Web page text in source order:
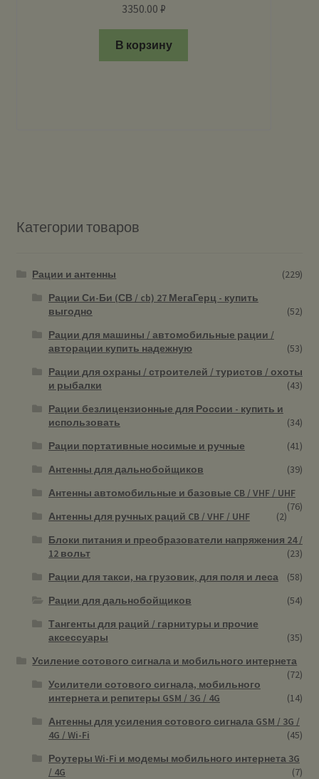
3350.00 ₽
В корзину
Категории товаров
Рации и антенны
(229)
Рации Си-Би (СВ / cb) 27 МегаГерц - купить
выгодно
(52)
Рации для машины / автомобильные рации /
авторации купить надежную
(53)
Рации для охраны / строителей / туристов / охоты
и рыбалки
(43)
Рации безлицензионные для России - купить и
использовать
(34)
Рации портативные носимые и ручные
(41)
Антенны для дальнобойщиков
(39)
Антенны автомобильные и базовые CB / VHF / UHF
(76)
Антенны для ручных раций CB / VHF / UHF
(2)
Блоки питания и преобразователи напряжения 24 /
12 вольт
(23)
Рации для такси, на грузовик, для поля и леса
(58)
Рации для дальнобойщиков
(54)
Тангенты для раций / гарнитуры и прочие
аксессуары
(35)
Усиление сотового сигнала и мобильного интернета
(72)
Усилители сотового сигнала, мобильного
интернета и репитеры GSM / 3G / 4G
(14)
Антенны для усиления сотового сигнала GSM / 3G /
4G / Wi-Fi
(45)
Роутеры Wi-Fi и модемы мобильного интернета 3G
/ 4G
(7)